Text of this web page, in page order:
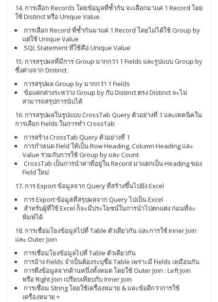
14. การเลือก Records โดยข้อมูลที่ซ้ำกัน จะเลือกมาแค่ 1 Record โดย
ใช้ Distinct หรือ Unique Value
การเลือก Record ที่ซ้ำกันมาแค่ 1 Record โดยไม่ได้ใช้ Group by
แต่ใช้ Unique Value
SQL Statement ที่ใช้คือ Unique Value
15. การสรุปผลที่มีการ Group มากกว่า 1 Fields และรูปแบบ Group by
ซึ่งต่างจาก Distinct
การสรุปผล Group by มากกว่า 1 Fields
ข้อแตกต่างระหว่าง Group by กับ Distinct ตรง Distinct จะไม่
สามารถสรุปการนับได้
16. การสรุปผลในรูปแบบ CrossTab Query ตัวอย่างที่ 1 และเทคนิคใน
การเลือก Fields ในการทำ CrossTab
การสร้าง CrossTab Query ตัวอย่างที่ 1
การกำหนด Field ให้เป็น Row Heading, Column Heading และ
Value ร่วมกับการใช้ Group by และ Count
CrossTab เป็นการนำค่าที่อยู่ใน Record มาแตกเป็น Heading ของ
Field ใหม่
17. การ Export ข้อมูลจาก Query ที่สร้างขึ้นไปยัง Excel
การ Export ข้อมูลที่สรุปผลจาก Query ไปเป็น Excel
สำหรับผู้ที่ใช้ Excel ก็จะมีประโยชน์ในการนำไปตกแต่ง ก่อนที่จะ
พิมพ์ได้
18. การเชื่อมโยงข้อมูลไปที่ Table ตัวเดียวกัน และการใช้ Inner Join
และ Outer Join
การเชื่อมโยงข้อมูลไปที่ Table ตัวเดียวกัน
การอ้าง Fields จำเป็นต้องระบุชื่อ Table เพราะมี Fields เหมือนกัน
การดึงข้อมูลจากด้านหนึ่งทั้งหมด โดยใช้ Outer Join : Left Join
หรือ Right Join เปรียบเทียบกับ Inner Join
การเชื่อม String โดยใช้เครื่องหมาย & และข้อดีกว่าการใช้
เครื่องหมาย +